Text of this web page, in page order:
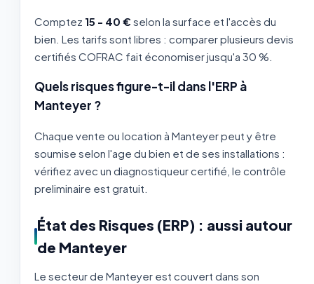
Comptez 15 - 40 €selon la surface et l'accès du
bien. Les tarifs sont libres : comparer plusieurs devis
certifiés COFRAC fait économiser jusqu'a 30 %.
Quels risques figure-t-il dans l'ERP à
Manteyer ?
Chaque vente ou location à Manteyer peut y être
soumise selon l'age du bien et de ses installations :
vérifiez avec un diagnostiqueur certifié, le contrôle
preliminaire est gratuit.
État des Risques (ERP) : aussi autour
de Manteyer
Le secteur de Manteyer est couvert dans son